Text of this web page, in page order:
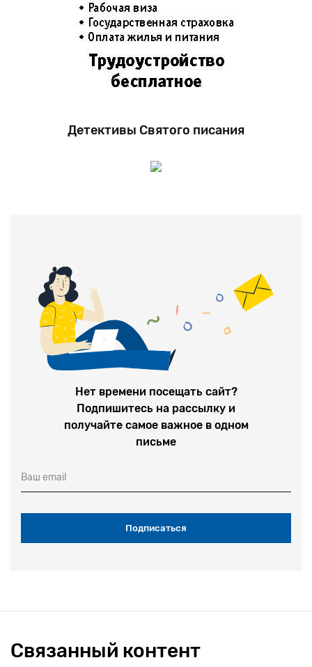
Детективы Святого писания
Нет времени посещать сайт?
Подпишитесь на рассылку и
получайте самое важное в одном
письме
Ваш email
Связанный контент